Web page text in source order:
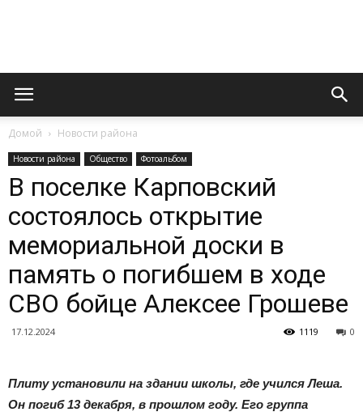
Официальный
газеты
Домой Новости района
Новости района Общество Фотоальбом
В поселке Карповский
состоялось открытие
мемориальной доски в
память о погибшем в ходе
СВО бойце Алексее Грошеве
17.12.2024 0
1119
Плиту установили на здании школы, где учился Леша.
Он погиб 13 декабря, в прошлом году. Его группа